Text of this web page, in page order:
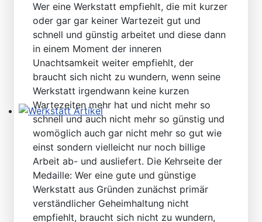
Werkstatt Artikel
Wer eine Werkstatt empfiehlt, die mit kurzer
oder gar gar keiner Wartezeit gut und
schnell und günstig arbeitet und diese dann
in einem Moment der inneren
Unachtsamkeit weiter empfiehlt, der
braucht sich nicht zu wundern, wenn seine
Werkstatt irgendwann keine kurzen
Wartezeiten mehr hat und nicht mehr so
schnell und auch nicht mehr so günstig und
womöglich auch gar nicht mehr so gut wie
einst sondern vielleicht nur noch billige
Arbeit ab- und ausliefert. Die Kehrseite der
Medaille: Wer eine gute und günstige
Werkstatt aus Gründen zunächst primär
verständlicher Geheimhaltung nicht
empfiehlt, braucht sich nicht zu wundern,